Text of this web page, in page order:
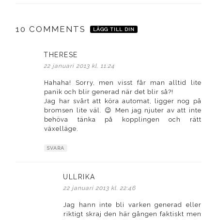
10 COMMENTS LÄGG TILL DIN
THERESE
22 januari 2013 kl. 11:24
Hahaha! Sorry, men visst får man alltid lite
panik och blir generad när det blir så?!
Jag har svårt att köra automat, ligger nog på
bromsen lite väl. 😉 Men jag njuter av att inte
behöva tänka på kopplingen och rätt
växelläge.
SVARA
ULLRIKA
22 januari 2013 kl. 22:46
Jag hann inte bli varken generad eller
riktigt skraj den här gången faktiskt men